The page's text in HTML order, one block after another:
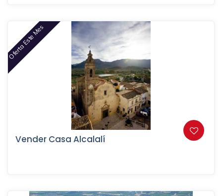
Oferta Este Mes
Vender Casa Alcalalí